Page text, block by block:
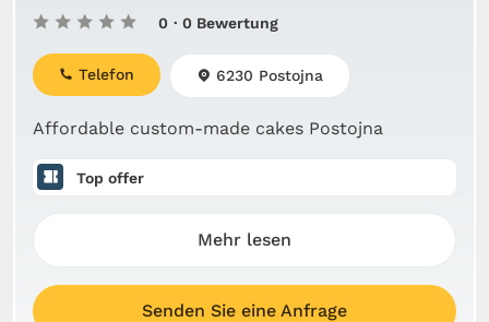
0 · 0 Bewertung
Affordable custom-made cakes Postojna
Telefon 6230 Postojna
Top offer
Mehr lesen
Senden Sie eine Anfrage